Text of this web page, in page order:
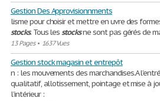
Gestion Des Approvisionnments
lisme pour choisir et mettre en uvre des
stocks. Tous lesstocksne sont pas gérés de
13 Pages• 1637 Vues
Gestion stock magasin et entrepôt
n : les mouvements des marchandises.A
qualitatif, allotissement, pointage et mise à
l’intérieur :